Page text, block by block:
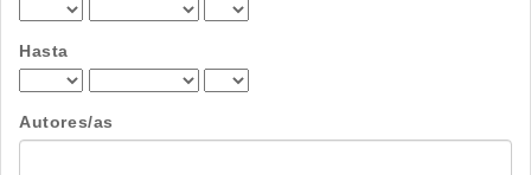
Hasta
Autores/as